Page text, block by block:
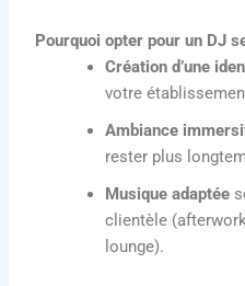
Pourquoi opter pour un DJ
Création d’une
votre
Ambiance
rester plus
Musique adaptée
clientèle
lounge).